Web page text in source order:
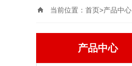
当前位置： 首页>产品中心
产品中心